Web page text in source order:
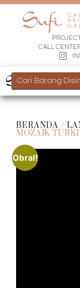
CALL
BERANDA /
MOZAIK
Obral!